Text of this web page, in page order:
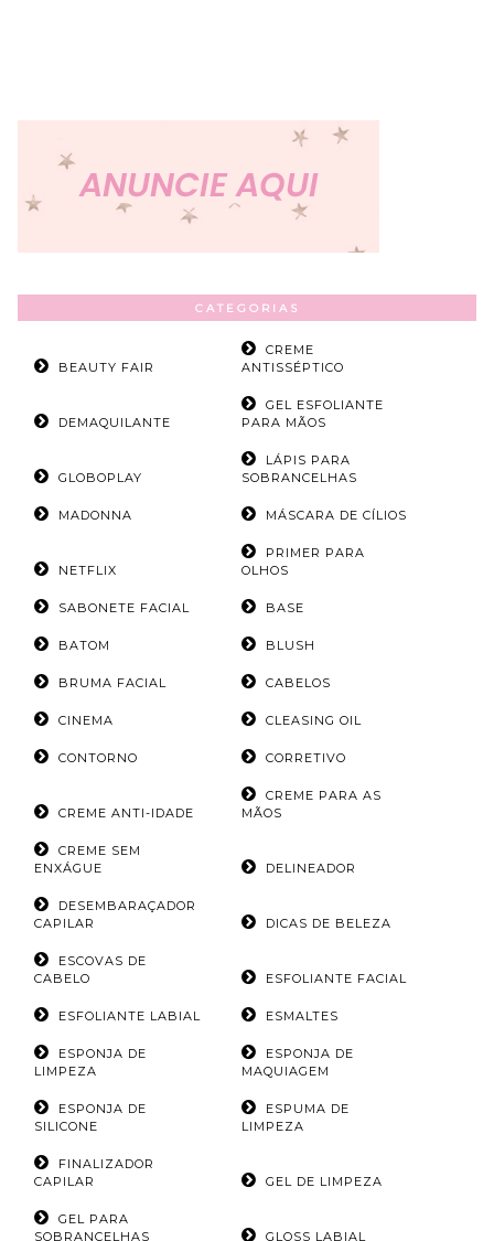
CATEGORIAS
BEAUTY FAIR
CREME
ANTISSÉPTICO
DEMAQUILANTE
GEL ESFOLIANTE
PARA MÃOS
GLOBOPLAY
LÁPIS PARA
SOBRANCELHAS
MADONNA MÁSCARA DE CÍLIOS
NETFLIX
PRIMER PARA
OLHOS
SABONETE FACIAL BASE
BATOM BLUSH
BRUMA FACIAL CABELOS
CINEMA CLEASING OIL
CONTORNO CORRETIVO
CREME ANTI-IDADE
CREME PARA AS
MÃOS
CREME SEM
ENXÁGUE
DELINEADOR
DESEMBARAÇADOR
CAPILAR
DICAS DE BELEZA
ESCOVAS DE
CABELO
ESFOLIANTE FACIAL
ESFOLIANTE LABIAL ESMALTES
ESPONJA DE
LIMPEZA
ESPONJA DE
MAQUIAGEM
ESPONJA DE
SILICONE
ESPUMA DE
LIMPEZA
FINALIZADOR
CAPILAR
GEL DE LIMPEZA
GEL PARA
SOBRANCELHAS
GLOSS LABIAL